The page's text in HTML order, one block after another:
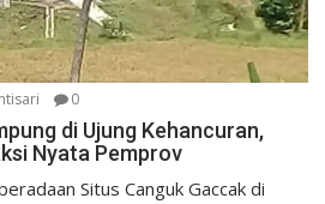
0
di Ujung Kehancuran,
Nyata Pemprov
Situs Canguk Gaccak di